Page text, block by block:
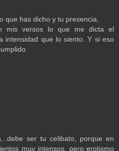
que has dicho y tu presencia.
mis versos lo que me dicta el
intensidad que lo siento. Y si eso
ser tu celibato, porque en
muy intensos, pero erotismo